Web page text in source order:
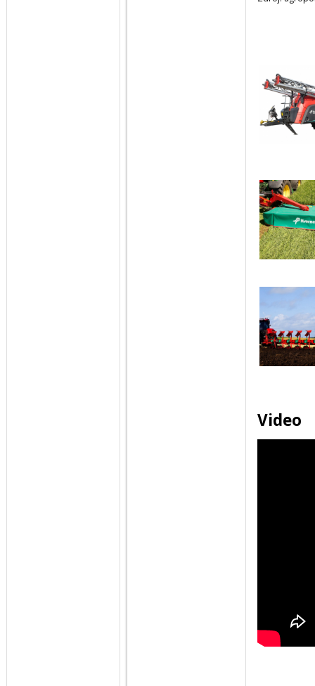
Video